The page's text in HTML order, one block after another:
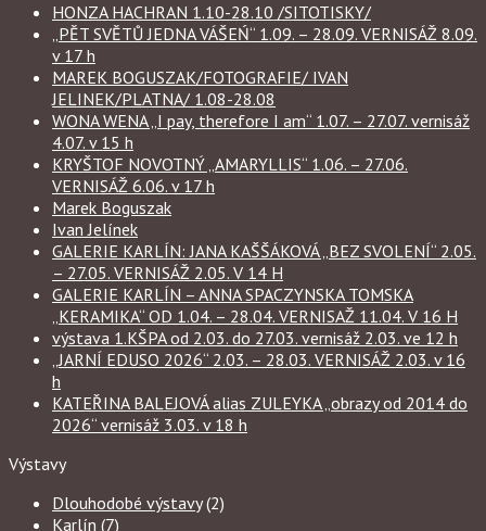
HONZA HACHRAN 1.10-28.10 /SITOTISKY/
„PĚT SVĚTŮ JEDNA VÁŠEŃ“ 1.09. – 28.09. VERNISÁŽ 8.09.
v 17 h
MAREK BOGUSZAK/FOTOGRAFIE/ IVAN
JELINEK/PLATNA/ 1.08-28.08
WONA WENA „I pay, therefore I am“ 1.07. – 27.07. vernisáž
4.07. v 15 h
KRYŠTOF NOVOTNÝ „AMARYLLIS“ 1.06. – 27.06.
VERNISÁŽ 6.06. v 17 h
Marek Boguszak
Ivan Jelínek
GALERIE KARLÍN: JANA KAŠŠÁKOVÁ „BEZ SVOLENÍ“ 2.05.
– 27.05. VERNISÁŽ 2.05. V 14 H
GALERIE KARLÍN – ANNA SPACZYNSKA TOMSKA
„KERAMIKA“ OD 1.04. – 28.04. VERNISAŽ 11.04. V 16 H
výstava 1.KŠPA od 2.03. do 27.03. vernisáž 2.03. ve 12 h
„JARNÍ EDUSO 2026“ 2.03. – 28.03. VERNISÁŽ 2.03. v 16
h
KATEŘINA BALEJOVÁ alias ZULEYKA „obrazy od 2014 do
2026“ vernisáž 3.03. v 18 h
Výstavy
Dlouhodobé výstavy(2)
Karlín (7)